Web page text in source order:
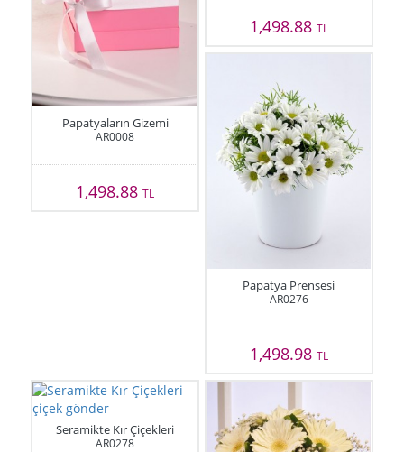
Papatyaların Gizemi
AR0008
1,498.88TL
1,498.88 TL
Papatya Prensesi
AR0276
1,498.98 TL
Seramikte Kır Çiçekleri
AR0278